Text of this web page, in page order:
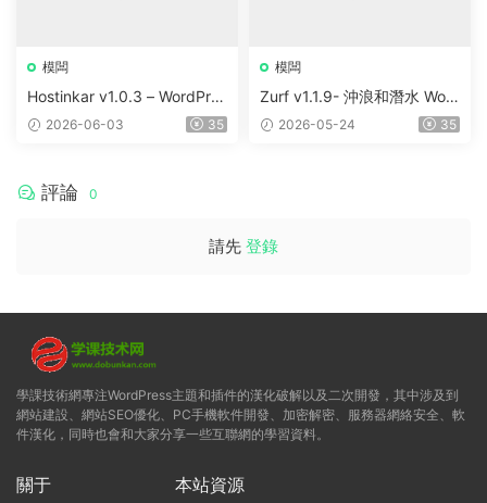
模闆
Hostinkar v1.0.3 – WordPres
s & WHMCS 主題
2026-06-03 35
模闆
Zurf v1.1.9- 沖浪和潛水 Wor
dPress主題
2026-05-24 35
評論 0
請先 登錄
學課技術網專注WordPress主題和插件的漢化破解以及二次開發，其中涉及到
網站建設、網站SEO優化、PC手機軟件開發、加密解密、服務器網絡安全、軟
件漢化，同時也會和大家分享一些互聯網的學習資料。
關于 本站資源